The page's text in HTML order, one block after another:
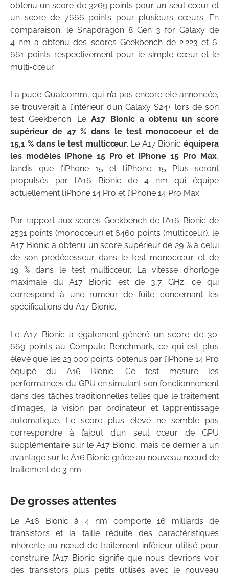
obtenu un score de 3269 points pour un seul cœur et
un score de 7666 points pour plusieurs cœurs. En
comparaison, le Snapdragon 8 Gen 3 for Galaxy de
4 nm a obtenu des scores Geekbench de 2 223 et 6
661 points respectivement pour le simple cœur et le
multi-cœur.
La puce Qualcomm, qui n’a pas encore été annoncée,
se trouverait à l’intérieur d’un Galaxy S24+ lors de son
test Geekbench. LeA17 Bionic a obtenu un score
supérieur de 47 % dans le test monocoeur et de
15,1 % dans le test multicœur. Le A17 Bionicéquipera
les modèles iPhone 15 Pro et iPhone 15 Pro Max,
tandis que l’iPhone 15 et l’iPhone 15 Plus seront
propulsés par l’A16 Bionic de 4 nm qui équipe
actuellement l’iPhone 14 Pro et l’iPhone 14 Pro Max.
Par rapport aux scores Geekbench de l’A16 Bionic de
2531 points (monocœur) et 6460 points (multicœur), le
A17 Bionic a obtenu un score supérieur de 29 % à celui
de son prédécesseur dans le test monocœur et de
19 % dans le test multicœur. La vitesse d’horloge
maximale du A17 Bionic est de 3,7 GHz, ce qui
correspond à une rumeur de fuite concernant les
spécifications du A17 Bionic.
Le A17 Bionic a également généré un score de 30
669 points au Compute Benchmark, ce qui est plus
élevé que les 23 000 points obtenus par l’iPhone 14 Pro
équipé du A16 Bionic. Ce test mesure les
performances du GPU en simulant son fonctionnement
dans des tâches traditionnelles telles que le traitement
d’images, la vision par ordinateur et l’apprentissage
automatique. Le score plus élevé ne semble pas
correspondre à l’ajout d’un seul cœur de GPU
supplémentaire sur le A17 Bionic, mais ce dernier a un
avantage sur le A16 Bionic grâce au nouveau nœud de
traitement de 3 nm.
De grosses attentes
Le A16 Bionic à 4 nm comporte 16 milliards de
transistors et la taille réduite des caractéristiques
inhérente au nœud de traitement inférieur utilisé pour
construire l’A17 Bionic signifie que nous devrions voir
des transistors plus petits utilisés avec le nouveau